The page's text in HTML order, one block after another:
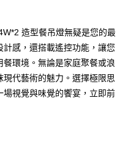
造型餐吊燈無疑是您的最
感，還搭載遙控功能，讓您
環境。無論是家庭聚餐或浪
代藝術的魅力。選擇極限思
視覺與味覺的饗宴，立即前